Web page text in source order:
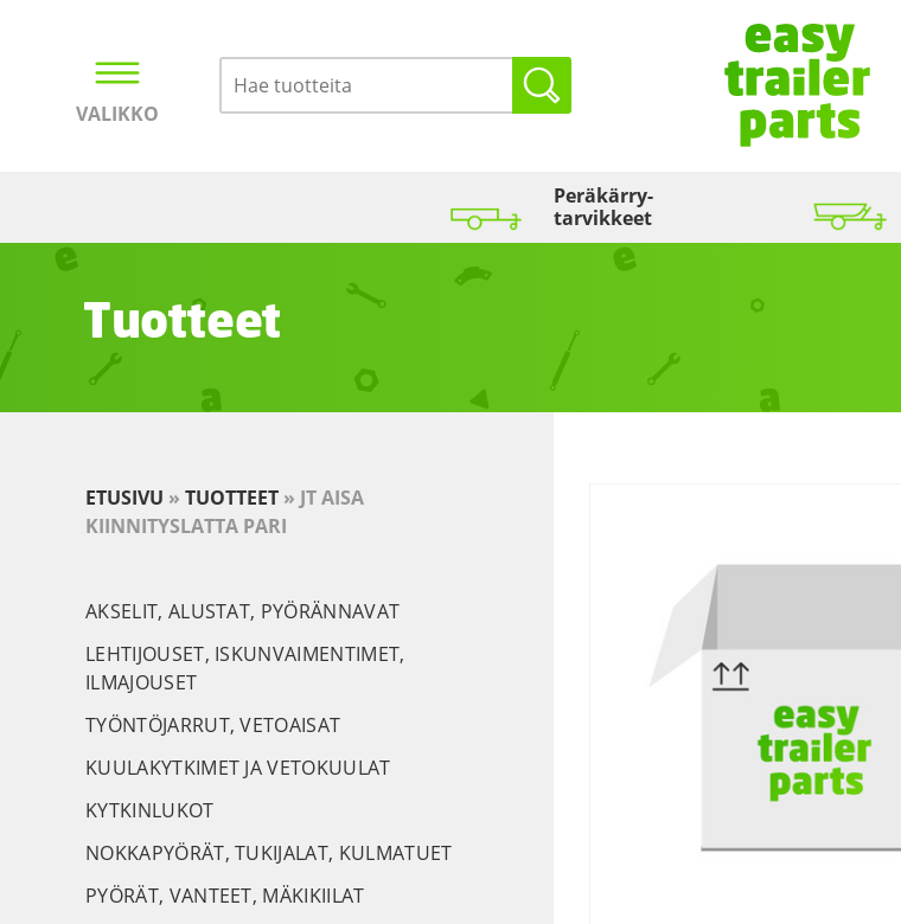
VALIKKO
Peräkärry­
tarvikkeet
Tuotteet
ETUSIVU » TUOTTEET » JT AISA
KIINNITYSLATTA PARI
AKSELIT, ALUSTAT, PYÖRÄNNAVAT
LEHTIJOUSET, ISKUNVAIMENTIMET,
ILMAJOUSET
TYÖNTÖJARRUT, VETOAISAT
KUULAKYTKIMET JA VETOKUULAT
KYTKINLUKOT
NOKKAPYÖRÄT, TUKIJALAT, KULMATUET
PYÖRÄT, VANTEET, MÄKIKIILAT